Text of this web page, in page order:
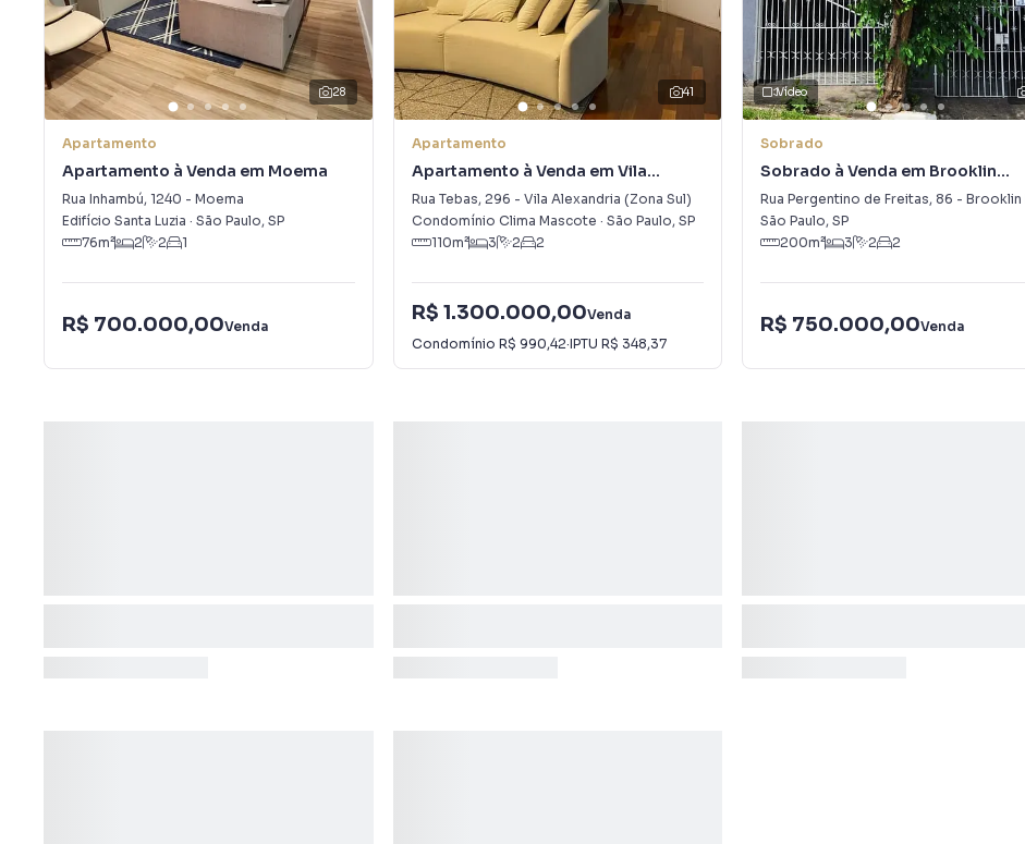
28
Apartamento
Apartamento à Venda em Moema
Rua Inhambú, 1240 - Moema
Edifício Santa Luzia · São Paulo, SP
76m² 2 2 1
R$ 700.000,00Venda
41
Apartamento
Apartamento à Venda em Vila
Alexandria (Zona Sul)
Rua Tebas, 296 - Vila Alexandria (Zona Sul)
Condomínio Clima Mascote · São Paulo, SP
110m² 3 2 2
R$ 1.300.000,00Venda
Condomínio R$ 990,42·IPTU R$ 348,37
Vídeo
Sobrado
Sobrado à Venda em Brooklin
Paulista
Rua Pergentino de Freitas, 86 - Brooklin
São Paulo, SP
200m² 3 2 2
R$ 750.000,00Venda